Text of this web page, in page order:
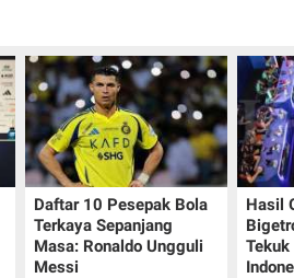
Daftar 10 Pesepak Bola
Terkaya Sepanjang
Masa: Ronaldo Ungguli
Messi
Hasil